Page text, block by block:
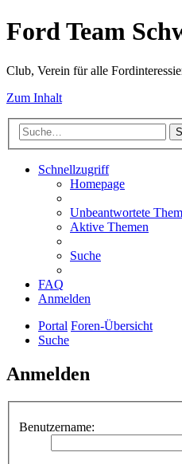
Ford Team
Club, Verein für alle
Zum Inhalt
Schnellzugriff
Homepage
Unbeantwortete
Aktive Themen
Suche
FAQ
Anmelden
Portal Foren-Übersicht
Suche
Anmelden
Benutzername: